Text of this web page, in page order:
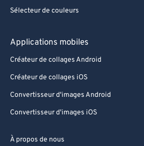
Sélecteur de couleurs
Applications mobiles
Créateur de collages Android
Créateur de collages iOS
Convertisseur d'images Android
Convertisseur d'images iOS
À propos de nous